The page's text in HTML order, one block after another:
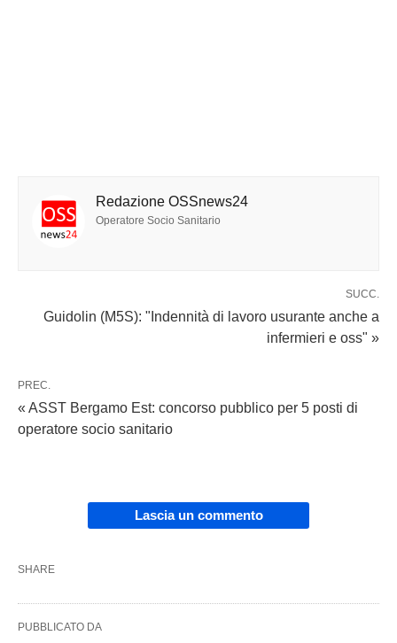
Redazione OSSnews24
Operatore Socio Sanitario
SUCC.
Guidolin (M5S): "Indennità di lavoro usurante anche a
infermieri e oss" »
PREC.
« ASST Bergamo Est: concorso pubblico per 5 posti di
operatore socio sanitario
Lascia un commento
SHARE
PUBBLICATO DA